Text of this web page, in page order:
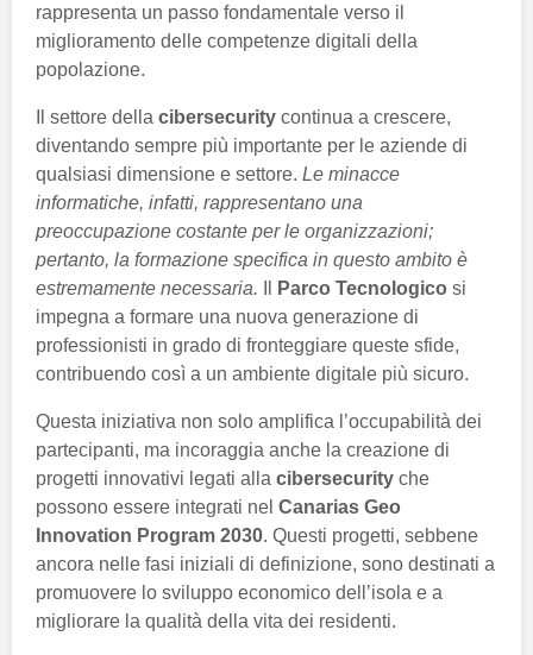
rappresenta un passo fondamentale verso il
miglioramento delle competenze digitali della
popolazione.
Il settore della cibersecurity continua a crescere,
diventando sempre più importante per le aziende di
qualsiasi dimensione e settore. Le minacce
informatiche, infatti, rappresentano una
preoccupazione costante per le organizzazioni;
pertanto, la formazione specifica in questo ambito è
estremamente necessaria.
Parco Tecnologico si
impegna a formare una nuova generazione di
professionisti in grado di fronteggiare queste sfide,
contribuendo così a un ambiente digitale più sicuro.
Questa iniziativa non solo amplifica l’occupabilità dei
partecipanti, ma incoraggia anche la creazione di
progetti innovativi legati alla cibersecurity che
possono essere integrati nel Canarias Geo
Innovation Program 2030. Questi progetti, sebbene
ancora nelle fasi iniziali di definizione, sono destinati a
promuovere lo sviluppo economico dell’isola e a
migliorare la qualità della vita dei residenti.